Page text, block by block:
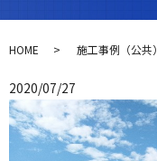
HOME 施工事例（公共）
2020/07/27